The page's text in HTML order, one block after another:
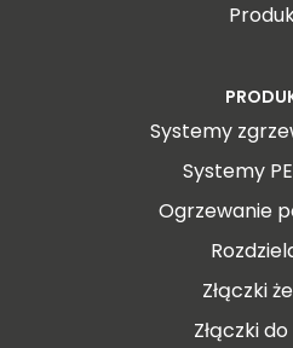
Systemy
Systemy
Ogrzewanie
Złączki
Złączki